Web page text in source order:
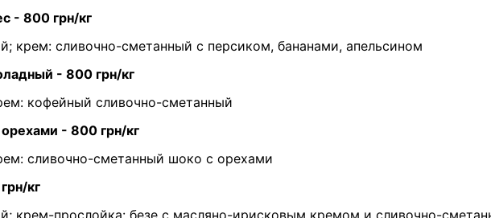
- 800 грн/кг
крем: сливочно-сметанный с персиком, бананами, апельсином
- 800 грн/кг
кофейный сливочно-сметанный
- 800 грн/кг
сливочно-сметанный шоко с орехами
кг
крем-прослойка: безе с масляно-ирисковым кремом и сливочно-